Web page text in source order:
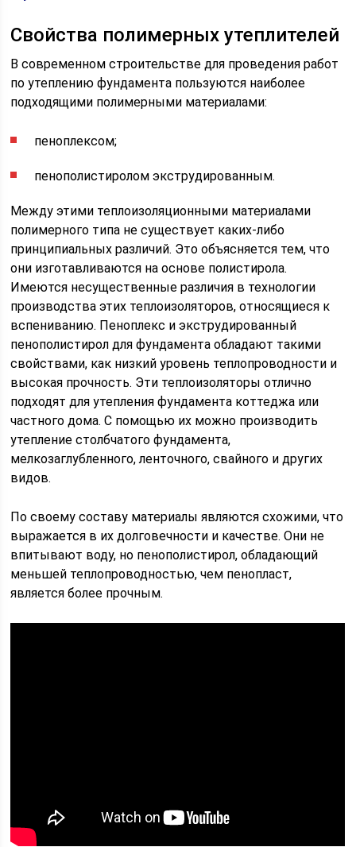
Свойства полимерных утеплителей
В современном строительстве для проведения работ
по утеплению фундамента пользуются наиболее
подходящими полимерными материалами:
пеноплексом;
пенополистиролом экструдированным.
Между этими теплоизоляционными материалами
полимерного типа не существует каких-либо
принципиальных различий. Это объясняется тем, что
они изготавливаются на основе полистирола.
Имеются несущественные различия в технологии
производства этих теплоизоляторов, относящиеся к
вспениванию. Пеноплекс и экструдированный
пенополистирол для фундамента обладают такими
свойствами, как низкий уровень теплопроводности и
высокая прочность. Эти теплоизоляторы отлично
подходят для утепления фундамента коттеджа или
частного дома. С помощью их можно производить
утепление столбчатого фундамента,
мелкозаглубленного, ленточного, свайного и других
видов.
По своему составу материалы являются схожими, что
выражается в их долговечности и качестве. Они не
впитывают воду, но пенополистирол, обладающий
меньшей теплопроводностью, чем пенопласт,
является более прочным.